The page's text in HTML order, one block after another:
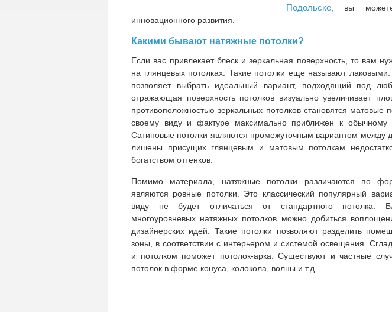
Подольске , вы
инновационного развития.
Какими бывают натяжные потолки?
Если вас привлекает блеск и зеркальная поверхность, то вам
на глянцевых потолках. Такие потолки еще называют лаковыми.
позволяет выбрать идеальный вариант, подходящий под
отражающая поверхность потолков визуально увеличивает
противоположностью зеркальных потолков становятся матовые
своему виду и фактуре максимально приближен к обычному
Сатиновые потолки являются промежуточным вариантом между
лишены присущих глянцевым и матовым потолкам
богатством оттенков.
Помимо материала, натяжные потолки различаются по
являются ровные потолки. Это классический популярный
виду не будет отличаться от стандартного потолка.
многоуровневых натяжных потолков можно добиться
дизайнерских идей. Такие потолки позволяют разделить
зоны, в соответствии с интерьером и системой освещения.
и потолком поможет потолок-арка. Существуют и частные
потолок в форме конуса, колокола, волны и т.д.